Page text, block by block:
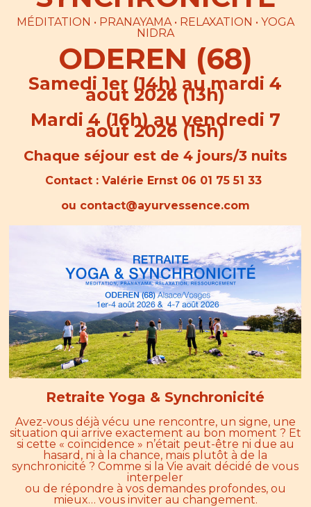
MÉDITATION • PRANAYAMA • RELAXATION • YOGA
NIDRA
ODEREN (68)
Samedi 1er (14h) au mardi 4
août 2026 (13h)
Mardi 4 (16h) au vendredi 7
août 2026 (15h)
Chaque séjour est de 4 jours/3 nuits
Contact : Valérie Ernst 06 01 75 51 33
ou contact@ayurvessence.com
Retraite Yoga & Synchronicité
Avez-vous déjà vécu une rencontre, un signe, une
situation qui arrive exactement au bon moment ? Et
si cette « coïncidence » n’était peut-être ni due au
hasard, ni à la chance, mais plutôt à de la
synchronicité ? Comme si la Vie avait décidé de vous
interpeler
ou de répondre à vos demandes profondes, ou
mieux… vous inviter au changement.